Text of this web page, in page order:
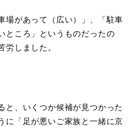
場があって（広い）」、「駐車
ところ」というものだったの
労しました。
と、いくつか候補が見つかった
に「足が悪いご家族と一緒に京